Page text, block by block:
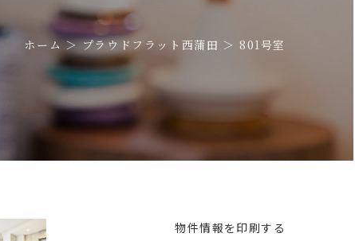
プラウドフラット
FAQ
ホーム プラウドフラット西蒲田 801号室
物件情報を印刷する